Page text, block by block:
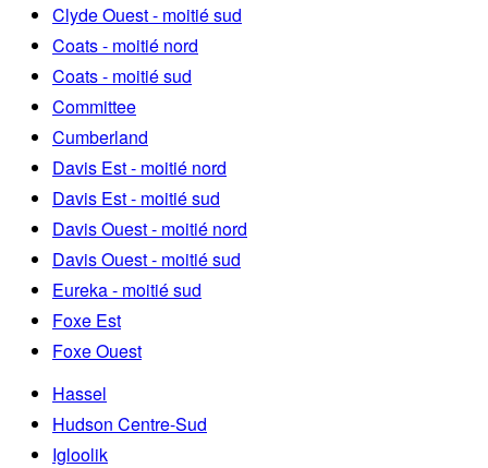
Clyde Ouest - moitié sud
Coats - moitié nord
Coats - moitié sud
Committee
Cumberland
Davis Est - moitié nord
Davis Est - moitié sud
Davis Ouest - moitié nord
Davis Ouest - moitié sud
Eureka - moitié sud
Foxe Est
Foxe Ouest
Hassel
Hudson Centre-Sud
Igloolik